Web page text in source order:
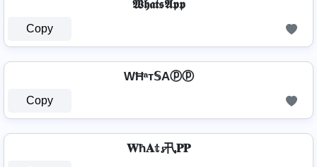
𝖂𝖍𝖆𝖙𝖘𝕬𝖕𝖕
Copy
WĦᵃт𝕊Aⓟⓟ
Copy
𝐖ħ𝐀𝕥𝓼卂𝐏𝐏